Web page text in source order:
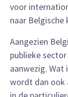
voor
naar Belgische
Aangezien
publieke
aanwezig. Wat
wordt dan ook